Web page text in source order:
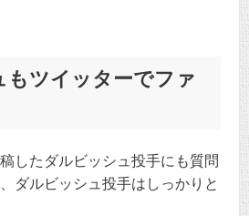
もツイッターでファ
したダルビッシュ投手にも質問
ダルビッシュ投手はしっかりと